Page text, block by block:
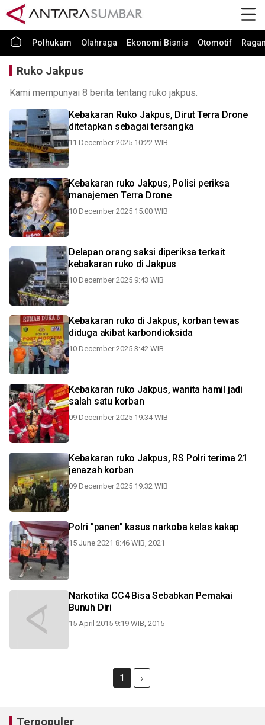
Polhukam Olahraga Ekonomi Bisnis Otomotif
Ruko Jakpus
Kami mempunyai 8 berita tentang ruko jakpus.
Kebakaran Ruko Jakpus, Dirut Terra Drone
ditetapkan sebagai tersangka
11 December 2025 10:22 WIB
Kebakaran ruko Jakpus, Polisi periksa
manajemen Terra Drone
10 December 2025 15:00 WIB
Delapan orang saksi diperiksa terkait
kebakaran ruko di Jakpus
10 December 2025 9:43 WIB
Kebakaran ruko di Jakpus, korban tewas
diduga akibat karbondioksida
10 December 2025 3:42 WIB
Kebakaran ruko Jakpus, wanita hamil jadi
salah satu korban
09 December 2025 19:34 WIB
Kebakaran ruko Jakpus, RS Polri terima 21
jenazah korban
09 December 2025 19:32 WIB
Polri "panen" kasus narkoba kelas kakap
15 June 2021 8:46 WIB, 2021
Narkotika CC4 Bisa Sebabkan Pemakai
Bunuh Diri
15 April 2015 9:19 WIB, 2015
1
Terpopuler